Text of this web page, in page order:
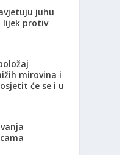
juhu
lijek protiv
mirovina i
će se i u